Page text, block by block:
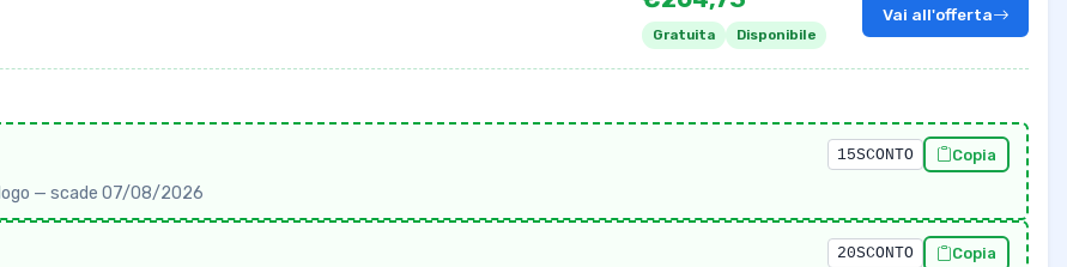
Gratuita Disponibile
Vai all'offerta
15SCONTO Copia
— scade 07/08/2026
20SCONTO Copia